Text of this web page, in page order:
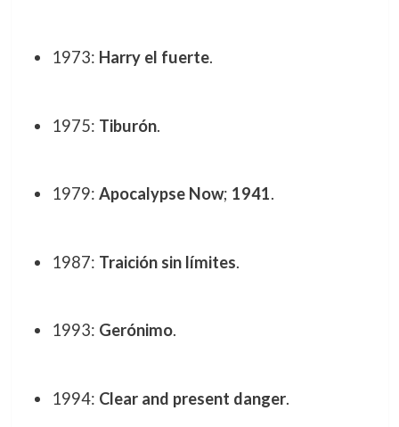
1973: Harry el fuerte.
1975: Tiburón.
1979: Apocalypse Now; 1941.
1987: Traición sin límites.
1993: Gerónimo.
1994: Clear and present danger.